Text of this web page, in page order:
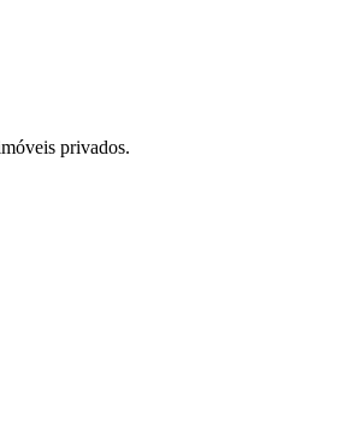
privados.